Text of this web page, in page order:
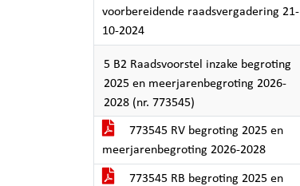
voorbereidende raadsvergadering 21-
10-2024
5 B2 Raadsvoorstel inzake begroting
2025 en meerjarenbegroting 2026-
2028 (nr. 773545)
773545 RV begroting 2025 en
meerjarenbegroting 2026-2028
773545 RB begroting 2025 en